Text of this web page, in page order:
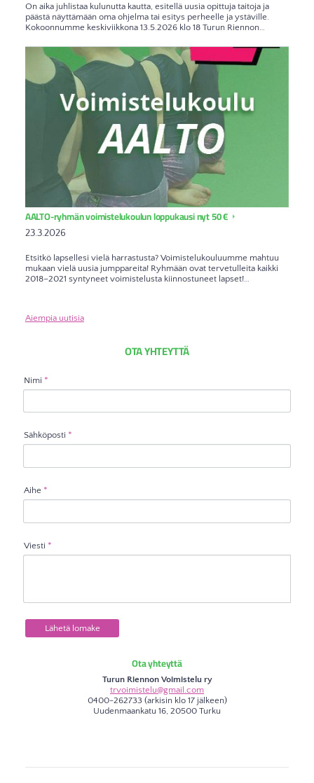
On aika juhlistaa kulunutta kautta, esitellä uusia opittuja taitoja ja
päästä näyttämään oma ohjelma tai esitys perheelle ja ystäville.
Kokoonnumme keskiviikkona 13.5.2026 klo 18 Turun Riennon…
AALTO-ryhmän voimistelukoulun loppukausi nyt 50 €
23.3.2026
Etsitkö lapsellesi vielä harrastusta? Voimistelukouluumme mahtuu
mukaan vielä uusia jumppareita! Ryhmään ovat tervetulleita kaikki
2018–2021 syntyneet voimistelusta kiinnostuneet lapset!…
Aiempia uutisia
OTA YHTEYTTÄ
Nimi *
Sähköposti *
Aihe *
Viesti *
Lähetä lomake
Ota yhteyttä
Turun Riennon Voimistelu ry
trvoimistelu@gmail.com
0400-262733 (arkisin klo 17 jälkeen)
Uudenmaankatu 16, 20500 Turku